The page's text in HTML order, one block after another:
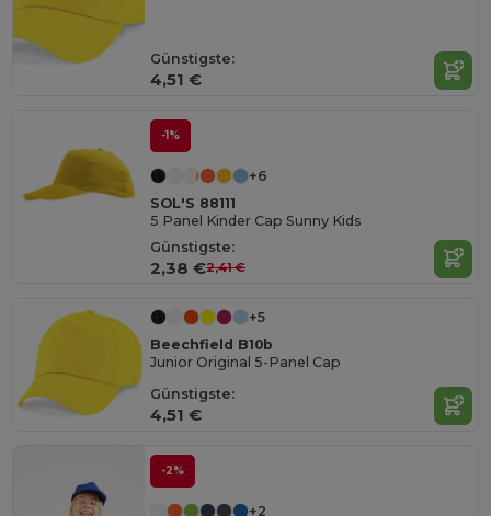
Günstigste:
4,51 €
-1%
+6
SOL'S 88111
5 Panel Kinder Cap Sunny Kids
Günstigste:
2,38 €2,41 €
+5
Beechfield B10b
Junior Original 5-Panel Cap
Günstigste:
4,51 €
-2%
+2